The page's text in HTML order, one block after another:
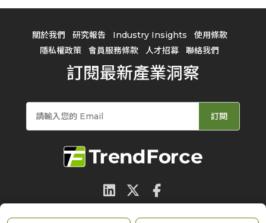
關於我們 研究報告 Industry Insights
使用條款
隱私權政策
會員服務條款 人才招募 聯絡我們
訂閱最新產業洞察
訂閱
© 2026 TrendForce Corp. All rights reserved